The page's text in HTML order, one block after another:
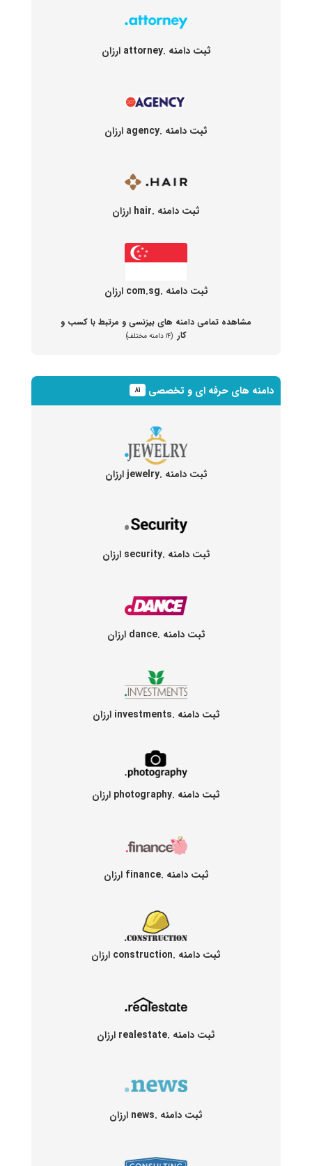
ثبت دامنه .attorney ارزان
ثبت دامنه .agency ارزان
ثبت دامنه .hair ارزان
ثبت دامنه .com.sg ارزان
مشاهده تمامی دامنه های بیزنسی و مرتبط با کسب و
کار (۱۴ دامنه مختلف)
دامنه های حرفه ای و تخصصی ۸۱
ثبت دامنه .jewelry ارزان
ثبت دامنه .security ارزان
ثبت دامنه .dance ارزان
ثبت دامنه .investments ارزان
ثبت دامنه .photography ارزان
ثبت دامنه .finance ارزان
ثبت دامنه .construction ارزان
ثبت دامنه .realestate ارزان
ثبت دامنه .news ارزان